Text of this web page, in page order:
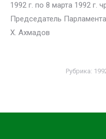
1992 г. по 8 марта 1992 г.
Председатель
Х. Ахмадов
Рубрика: